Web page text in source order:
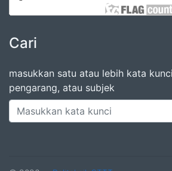
Cari
masukkan satu atau lebih kata
pengarang, atau subjek